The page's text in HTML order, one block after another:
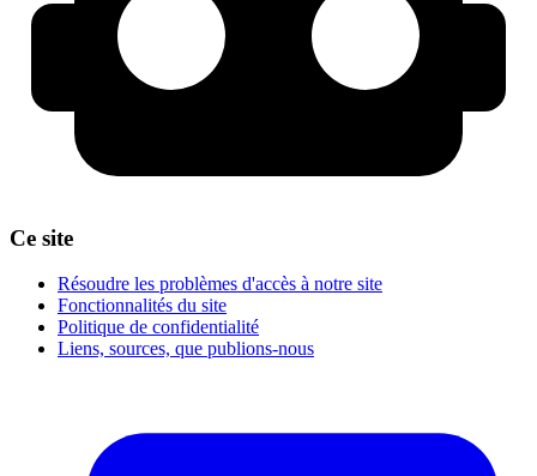
Ce site
Résoudre les problèmes d'accès à notre site
Fonctionnalités du site
Politique de confidentialité
Liens, sources, que publions-nous